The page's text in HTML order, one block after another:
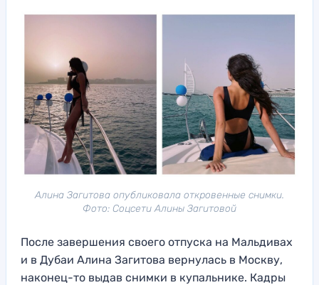
Алина Загитова опубликовала откровенные снимки.
Фото: Соцсети Алины Загитовой
После завершения своего отпуска на Мальдивах
и в Дубаи Алина Загитова вернулась в Москву,
наконец-то выдав снимки в купальнике. Кадры